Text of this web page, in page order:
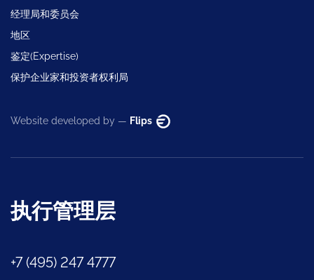
经理局和委员会
地区
鉴定(Expertise)
保护企业家和投资者权利局
Website developed by — Flips
执行管理层
+7 (495) 247 4777